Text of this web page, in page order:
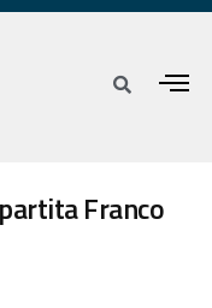
Franco